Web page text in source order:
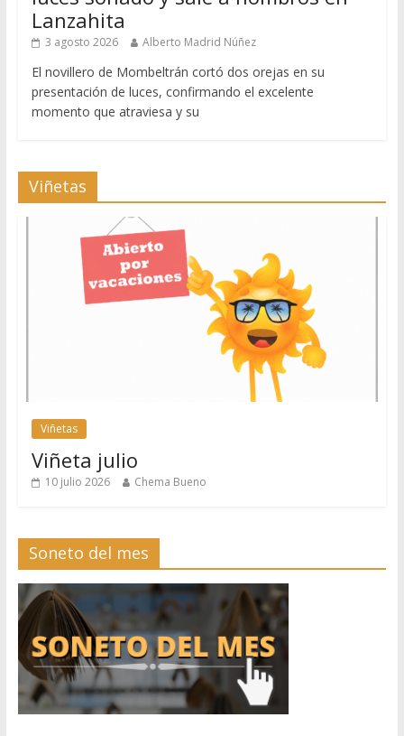
Lanzahita
3 agosto 2026 Alberto Madrid Núñez
El novillero de Mombeltrán cortó dos orejas en su
presentación de luces, confirmando el excelente
momento que atraviesa y su
Viñetas
Viñetas
Viñeta julio
10 julio 2026 Chema Bueno
Soneto del mes